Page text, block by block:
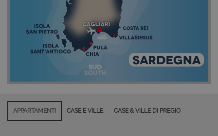
APPARTAMENTI CASE E VILLE CASE & VILLE DI PREGIO